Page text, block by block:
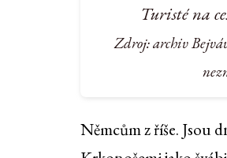
Turisté na
Zdroj: archiv
Němcům z říše. Jsou